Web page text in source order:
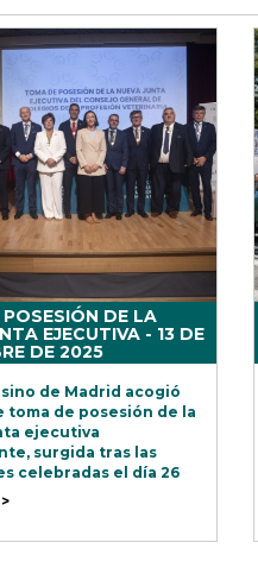
DE LA
EJECUTIVA - 13 DE
DE 2025
de Madrid acogió
toma de posesión de la
ejecutiva
surgida tras las
celebradas el día 26